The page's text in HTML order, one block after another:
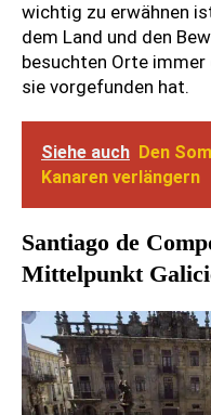
wichtig zu erwähnen
dem Land und den
besuchten Orte immer
sie vorgefunden hat.
Siehe auch Den
Kanaren verlängern
Santiago de
Mittelpunkt